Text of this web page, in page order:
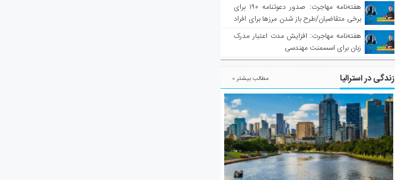
هفته‌نامه مهاجرت: صدور دعوتنامه ۱۹۰ برای
برخی متقاضیان/طرح باز شدن مرزها برای افراد
واکسینه شده
هفته‌نامه مهاجرت: افزایش مدت اعتبار مدرک
زبان برای اسسمنت مهندسی
زندگی در استرالیا مطالب بیشتر »